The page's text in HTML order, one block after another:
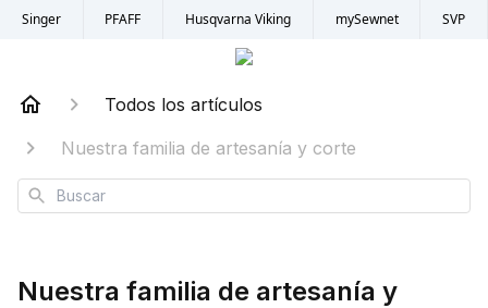
Singer PFAFF Husqvarna Viking mySewnet SVP
Todos los artículos
Nuestra familia de artesanía y corte
Buscar
Nuestra familia de artesanía y